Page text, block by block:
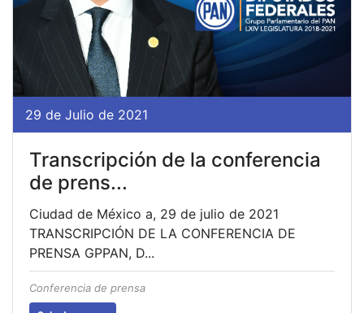
29 de Julio de 2021
Transcripción de la conferencia
de prens...
Ciudad de México a, 29 de julio de 2021
TRANSCRIPCIÓN DE LA CONFERENCIA DE
PRENSA GPPAN, D...
Conferencia de prensa